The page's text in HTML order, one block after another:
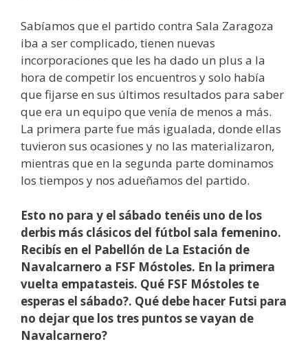
Sabíamos que el partido contra Sala Zaragoza
iba a ser complicado, tienen nuevas
incorporaciones que les ha dado un plus a la
hora de competir los encuentros y solo había
que fijarse en sus últimos resultados para saber
que era un equipo que venía de menos a más.
La primera parte fue más igualada, donde ellas
tuvieron sus ocasiones y no las materializaron,
mientras que en la segunda parte dominamos
los tiempos y nos adueñamos del partido.
Esto no para y el sábado tenéis uno de los
derbis más clásicos del fútbol sala femenino.
Recibís en el Pabellón de La Estación de
Navalcarnero a FSF Móstoles. En la primera
vuelta empatasteis. Qué FSF Móstoles te
esperas el sábado?. Qué debe hacer Futsi para
no dejar que los tres puntos se vayan de
Navalcarnero?